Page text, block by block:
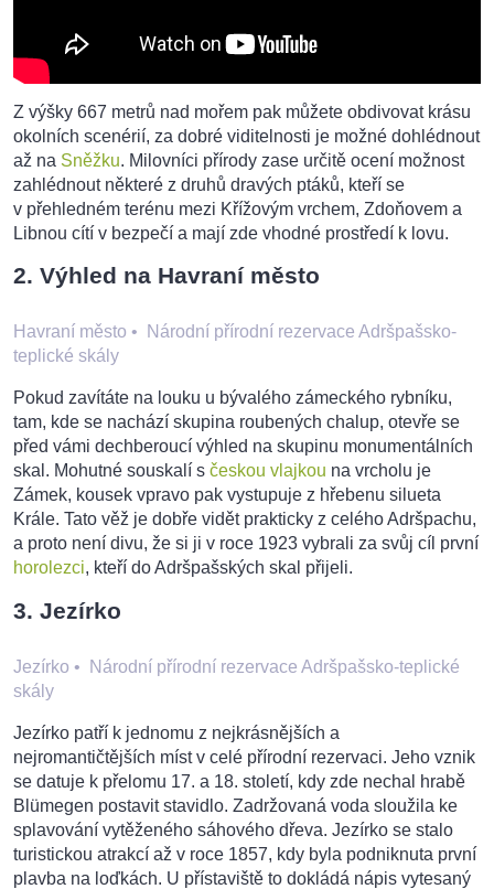
Z výšky 667 metrů nad mořem pak můžete obdivovat krásu
okolních scenérií, za dobré viditelnosti je možné dohlédnout
až na Sněžku. Milovníci přírody zase určitě ocení možnost
zahlédnout některé z druhů dravých ptáků, kteří se
v přehledném terénu mezi Křížovým vrchem, Zdoňovem a
Libnou cítí v bezpečí a mají zde vhodné prostředí k lovu.
2. Výhled na Havraní město
Havraní město •
Národní přírodní rezervace Adršpašsko-
teplické skály
Pokud zavítáte na louku u bývalého zámeckého rybníku,
tam, kde se nachází skupina roubených chalup, otevře se
před vámi dechberoucí výhled na skupinu monumentálních
skal. Mohutné souskalí s českou vlajkou na vrcholu je
Zámek, kousek vpravo pak vystupuje z hřebenu silueta
Krále. Tato věž je dobře vidět prakticky z celého Adršpachu,
a proto není divu, že si ji v roce 1923 vybrali za svůj cíl první
horolezci, kteří do Adršpašských skal přijeli.
3. Jezírko
Jezírko •
Národní přírodní rezervace Adršpašsko-teplické
skály
Jezírko patří k jednomu z nejkrásnějších a
nejromantičtějších míst v celé přírodní rezervaci. Jeho vznik
se datuje k přelomu 17. a 18. století, kdy zde nechal hrabě
Blümegen postavit stavidlo. Zadržovaná voda sloužila ke
splavování vytěženého sáhového dřeva. Jezírko se stalo
turistickou atrakcí až v roce 1857, kdy byla podniknuta první
plavba na loďkách. U přístaviště to dokládá nápis vytesaný